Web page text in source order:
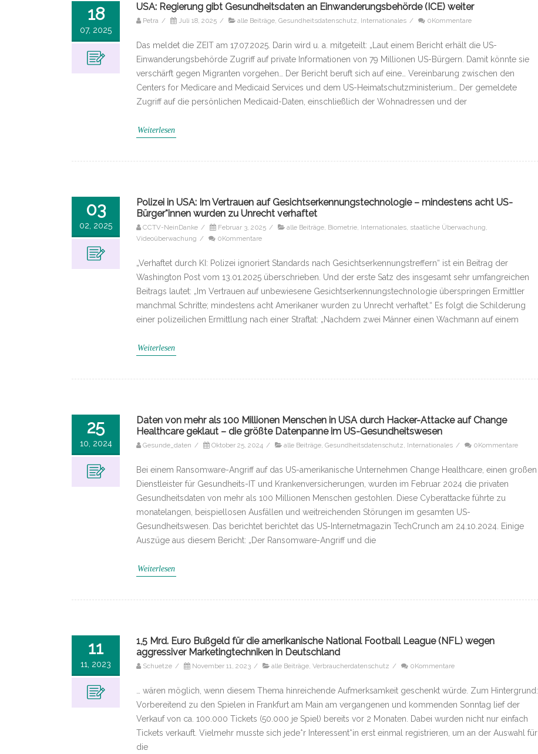
18
07, 2025
USA: Regierung gibt Gesundheitsdaten an Einwanderungsbehörde (ICE) weiter
Petra / Juli 18, 2025 / alle Beiträge Gesundheitsdatenschutz Internationales / 0Kommentare
Das meldet die ZEIT am 17.07.2025. Darin wird u. a. mitgeteilt: „Laut einem Bericht erhält die US-
Einwanderungsbehörde Zugriff auf private Informationen von 79 Millionen US-Bürgern. Damit könnte sie
verschärft gegen Migranten vorgehen… Der Bericht beruft sich auf eine… Vereinbarung zwischen den
Centers for Medicare and Medicaid Services und dem US-Heimatschutzministerium… Der gemeldete
Zugriff auf die persönlichen Medicaid-Daten, einschließlich der Wohnadressen und der
Weiterlesen
03
02, 2025
Polizei in USA: Im Vertrauen auf Gesichtserkennungstechnologie – mindestens acht US-
Bürger*innen wurden zu Unrecht verhaftet
CCTV-NeinDanke / Februar 3, 2025 / alle Beiträge Biometrie Internationales staatliche Überwachung
Videoüberwachung / 0Kommentare
„Verhaftet durch KI: Polizei ignoriert Standards nach Gesichtserkennungstreffern“ ist ein Beitrag der
Washington Post vom 13.01.2025 überschrieben. Und der erste Satz des insgesamt sehr umfangreichen
Beitrags lautet: „Im Vertrauen auf unbewiesene Gesichtserkennungstechnologie überspringen Ermittler
manchmal Schritte; mindestens acht Amerikaner wurden zu Unrecht verhaftet.“ Es folgt die Schilderung
einer polizeilichen Ermittlung nach einer Straftat: „Nachdem zwei Männer einen Wachmann auf einem
Weiterlesen
25
10, 2024
Daten von mehr als 100 Millionen Menschen in USA durch Hacker-Attacke auf Change
Healthcare geklaut – die größte Datenpanne im US-Gesundheitswesen
Gesunde_daten / Oktober 25, 2024 / alle Beiträge Gesundheitsdatenschutz Internationales / 0Kommentare
Bei einem Ransomware-Angriff auf das US-amerikanische Unternehmen Change Healthcare, einen großen
Dienstleister für Gesundheits-IT und Krankenversicherungen, wurden im Februar 2024 die privaten
Gesundheitsdaten von mehr als 100 Millionen Menschen gestohlen. Diese Cyberattacke führte zu
monatelangen, beispiellosen Ausfällen und weitreichenden Störungen im gesamten US-
Gesundheitswesen. Das berichtet berichtet das US-Internetmagazin TechCrunch am 24.10.2024. Einige
Auszüge aus diesem Bericht: „Der Ransomware-Angriff und die
Weiterlesen
11
11, 2023
1,5 Mrd. Euro Bußgeld für die amerikanische National Football League (NFL) wegen
aggressiver Marketingtechniken in Deutschland
Schuetze / November 11, 2023 / alle Beiträge Verbraucherdatenschutz / 0Kommentare
… wären möglich, wenn diesem Thema hinreichende Aufmerksamkeit geschenkt würde. Zum Hintergrund:
Vorbereitend zu den Spielen in Frankfurt am Main am vergangenen und kommenden Sonntag lief der
Verkauf von ca. 100.000 Tickets (50.000 je Spiel) bereits vor 2 Monaten. Dabei wurden nicht nur einfach
Tickets verkauft. Vielmehr musste sich jede*r Interessent*in erst einmal registrieren, um an der Auswahl für
die